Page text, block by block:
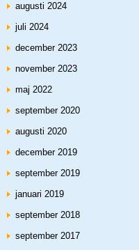
augusti 2024
juli 2024
december 2023
november 2023
maj 2022
september 2020
augusti 2020
december 2019
september 2019
januari 2019
september 2018
september 2017